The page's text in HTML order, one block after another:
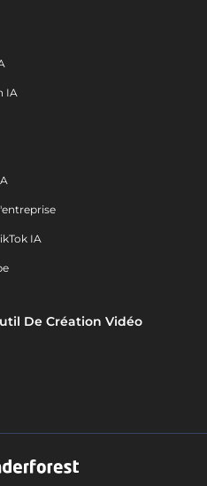
IA
IA
De Création Vidéo